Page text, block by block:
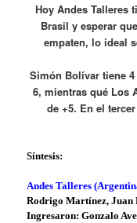
Hoy Andes Talleres
Brasil y esperar
empaten, lo ideal
Simón Bolívar tiene
6, mientras qué Los
de +5. En el
Síntesis:
Andes Talleres
Rodrigo Martínez, Juan
Ingresaron: Gonzalo